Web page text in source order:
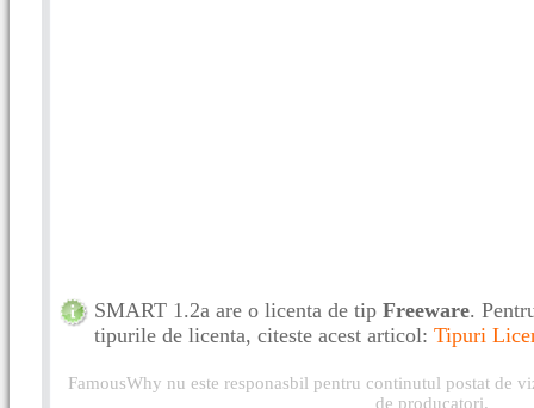
SMART 1.2a are o licenta de tip Freeware.
tipurile de licenta, citeste acest articol: Tipuri
FamousWhy nu este responasbil pentru continutul postat de
de producatori.